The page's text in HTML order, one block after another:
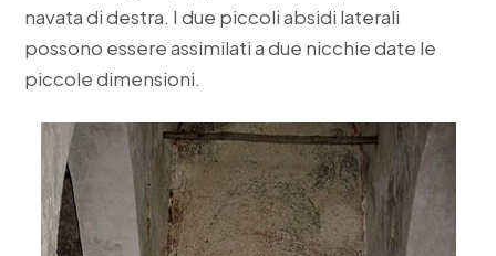
navata di destra. I due piccoli absidi laterali
possono essere assimilati a due nicchie date le
piccole dimensioni.